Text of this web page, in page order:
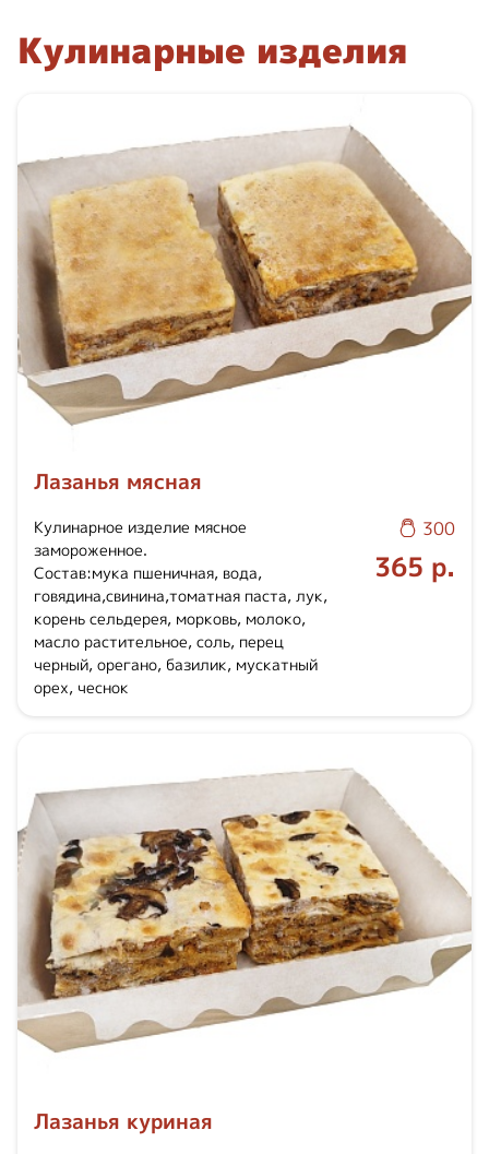
Кулинарные изделия
Лазанья мясная
Кулинарное изделие мясное
замороженное.
Состав:мука пшеничная, вода,
говядина,свинина,томатная паста, лук,
корень сельдерея, морковь, молоко,
масло растительное, соль, перец
черный, орегано, базилик, мускатный
орех, чеснок
300
365 р.
Лазанья куриная